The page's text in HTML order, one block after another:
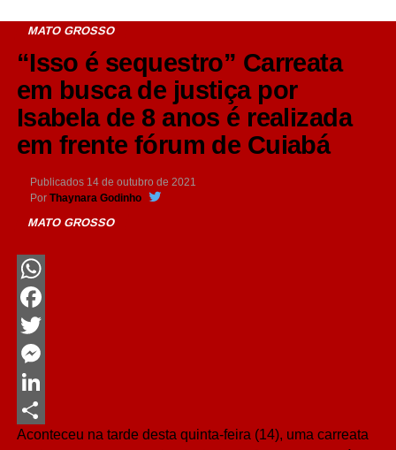
MATO GROSSO
“Isso é sequestro” Carreata
em busca de justiça por
Isabela de 8 anos é realizada
em frente fórum de Cuiabá
Publicados 14 de outubro de 2021
Por Thaynara Godinho
MATO GROSSO
WhatsApp
Facebook
Twitter
Messenger
LinkedIn
Share
Aconteceu na tarde desta quinta-feira (14), uma carreata